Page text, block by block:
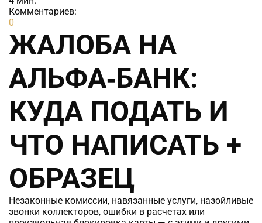
Комментариев:
0
ЖАЛОБА НА
АЛЬФА‑БАНК:
КУДА ПОДАТЬ И
ЧТО НАПИСАТЬ +
ОБРАЗЕЦ
Незаконные комиссии, навязанные услуги, назойливые
звонки коллекторов, ошибки в расчетах или